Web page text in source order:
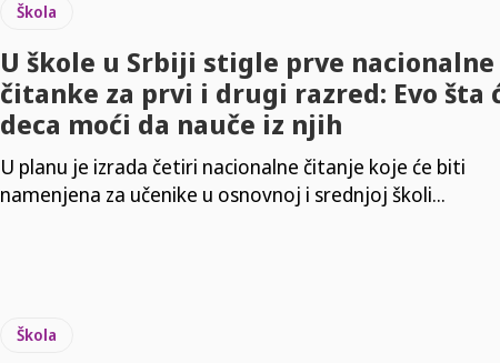
Škola
U škole u Srbiji stigle prve nacionalne
čitanke za prvi i drugi razred: Evo šta
deca moći da nauče iz njih
U planu je izrada četiri nacionalne čitanje koje će biti
namenjena za učenike u osnovnoj i srednjoj školi...
Škola